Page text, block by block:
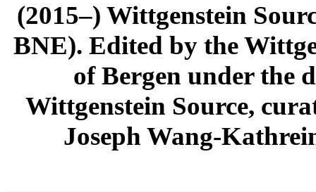
(2015–) Wittgenstein
BNE). Edited by the
of Bergen under the
Wittgenstein Source,
Joseph Wang-